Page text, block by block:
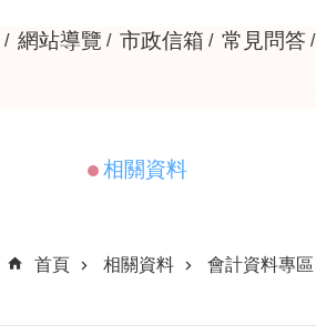
網站導覽 市政信箱 常見問答
相關資料
首頁
相關資料 會計資料專區